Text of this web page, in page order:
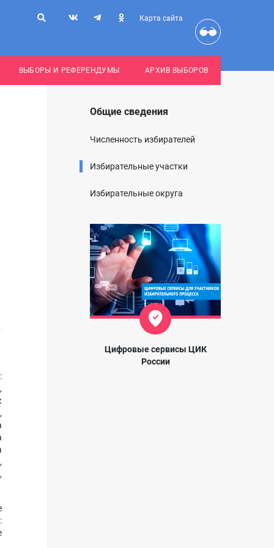
Карта сайта
ВЫБОРЫ И РЕФЕРЕНДУМЫ АРХИВ ВЫБОРОВ
Общие сведения
Численность избирателей
Избирательные участки
Избирательные округа
Цифровые сервисы ЦИК
России